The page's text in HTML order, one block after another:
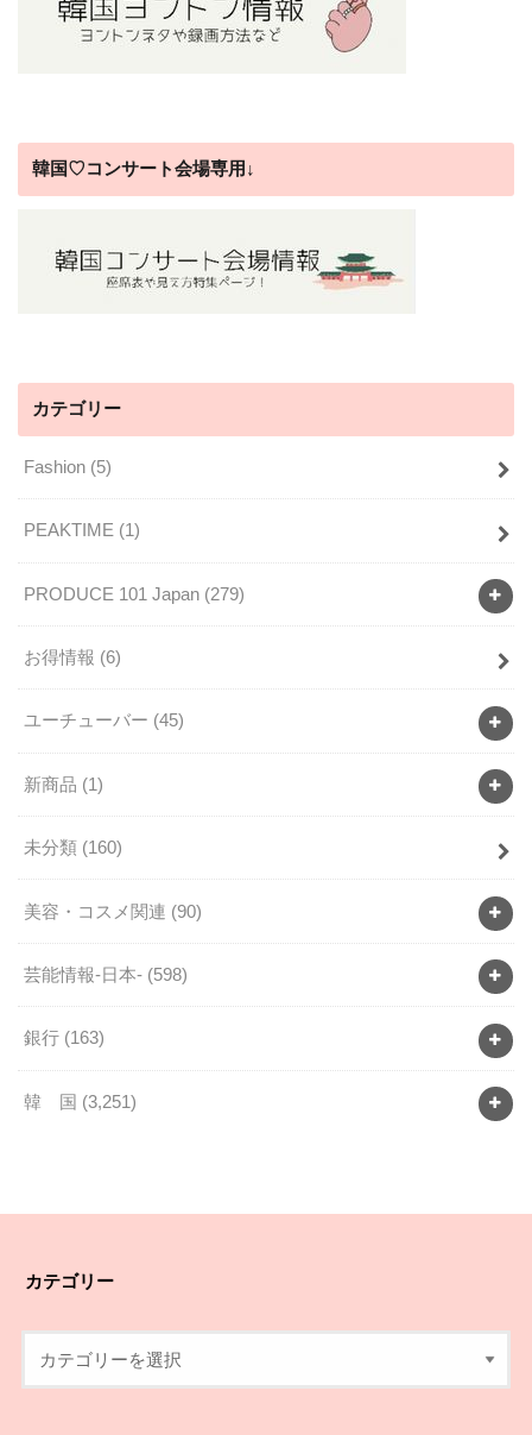
韓国♡コンサート会場専用↓
カテゴリー
Fashion (5)
PEAKTIME (1)
PRODUCE 101 Japan (279)
お得情報 (6)
ユーチューバー (45)
新商品 (1)
未分類 (160)
美容・コスメ関連 (90)
芸能情報-日本- (598)
銀行 (163)
韓 国 (3,251)
カテゴリー